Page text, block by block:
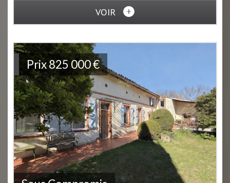
VOIR
Prix825 000€